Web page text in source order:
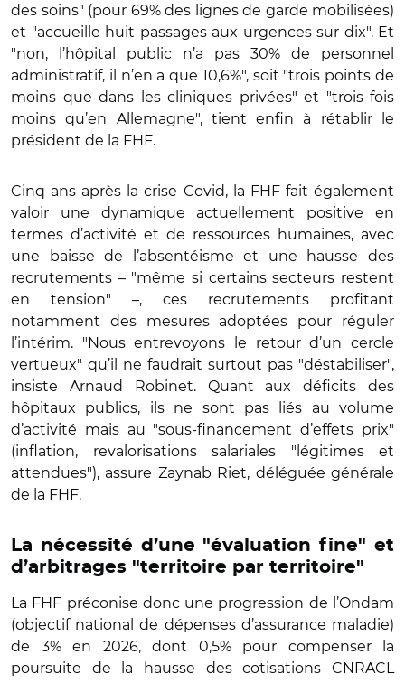
des soins" (pour 69% des lignes de garde mobilisées)
et "accueille huit passages aux urgences sur dix". Et
"non, l’hôpital public n’a pas 30% de personnel
administratif, il n’en a que 10,6%", soit "trois points de
moins que dans les cliniques privées" et "trois fois
moins qu’en Allemagne", tient enfin à rétablir le
président de la FHF.
Cinq ans après la crise Covid, la FHF fait également
valoir une dynamique actuellement positive en
termes d’activité et de ressources humaines, avec
une baisse de l’absentéisme et une hausse des
recrutements – "même si certains secteurs restent
en tension" –, ces recrutements profitant
notamment des mesures adoptées pour réguler
l’intérim. "Nous entrevoyons le retour d’un cercle
vertueux" qu’il ne faudrait surtout pas "déstabiliser",
insiste Arnaud Robinet. Quant aux déficits des
hôpitaux publics, ils ne sont pas liés au volume
d’activité mais au "sous-financement d’effets prix"
(inflation, revalorisations salariales "légitimes et
attendues"), assure Zaynab Riet, déléguée générale
de la FHF.
La nécessité d’une "évaluation fine" et
d’arbitrages "territoire par territoire"
La FHF préconise donc une progression de l’Ondam
(objectif national de dépenses d’assurance maladie)
de 3% en 2026, dont 0,5% pour compenser la
poursuite de la hausse des cotisations CNRACL